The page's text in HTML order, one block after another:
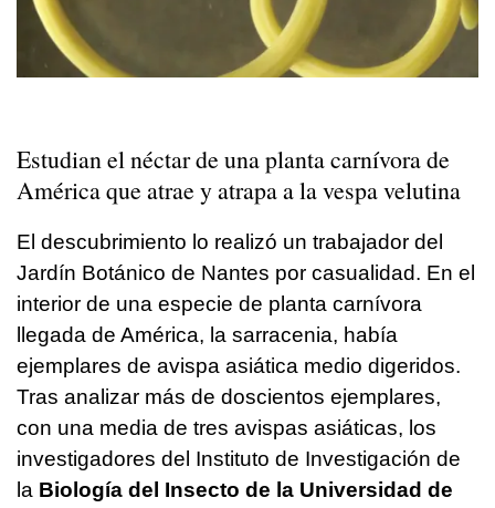
Estudian el néctar de una planta carnívora de
América que atrae y atrapa a la vespa velutina
El descubrimiento lo realizó un trabajador del
Jardín Botánico de Nantes por casualidad. En el
interior de una especie de planta carnívora
llegada de América, la sarracenia, había
ejemplares de avispa asiática medio digeridos.
Tras analizar más de doscientos ejemplares,
con una media de tres avispas asiáticas, los
investigadores del Instituto de Investigación de
la Biología del Insecto de la Universidad de